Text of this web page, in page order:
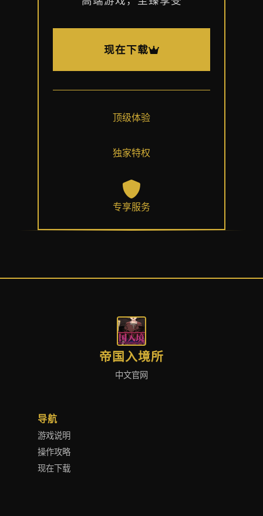
现在下载
顶级体验
独家特权
专享服务
帝国入境所
中文官网
导航
游戏说明
操作攻略
现在下载